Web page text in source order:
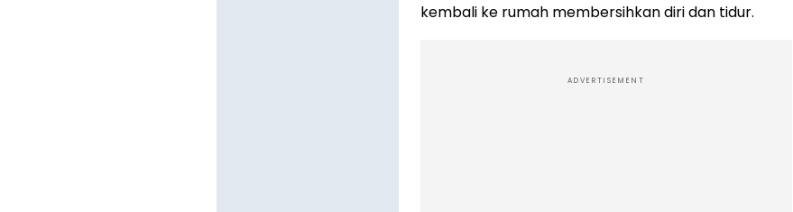
kembali ke rumah membersihkan diri dan tidur.
ADVERTISEMENT